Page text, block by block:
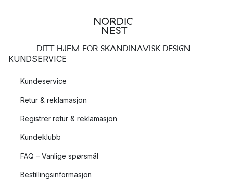
DITT HJEM FOR SKANDINAVISK DESIGN
KUNDSERVICE
Kundeservice
Retur & reklamasjon
Registrer retur & reklamasjon
Kundeklubb
FAQ – Vanlige spørsmål
Bestillingsinformasjon